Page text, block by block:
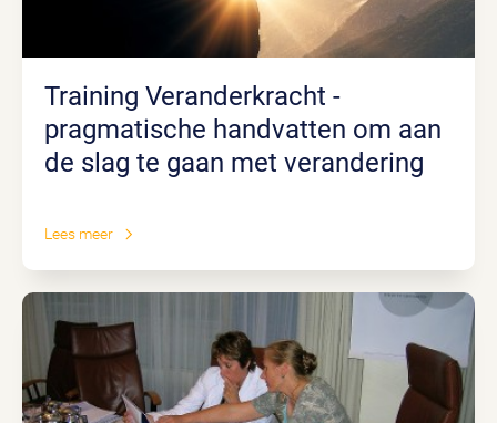
Training Veranderkracht -
pragmatische handvatten om aan
de slag te gaan met verandering
Lees meer